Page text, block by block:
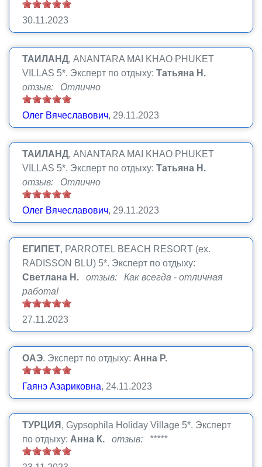
30.11.2023
ТАИЛАНД, ANANTARA MAI KHAO PHUKET
VILLAS 5*. Эксперт по отдыху: Татьяна Н.
отзыв: Отлично
Олег Вячеславович, 29.11.2023
ТАИЛАНД, ANANTARA MAI KHAO PHUKET
VILLAS 5*. Эксперт по отдыху: Татьяна Н.
отзыв: Отлично
Олег Вячеславович, 29.11.2023
ЕГИПЕТ, PARROTEL BEACH RESORT (ex.
RADISSON BLU) 5*. Эксперт по отдыху:
Светлана Н.
отзыв: Как всегда - отличная
работа!
27.11.2023
ОАЭ. Эксперт по отдыху: Анна Р.
Гаянэ Азариковна, 24.11.2023
ТУРЦИЯ , Gypsophila Holiday Village 5*. Эксперт
по отдыху: Анна К. отзыв: *****